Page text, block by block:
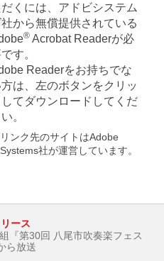
くには、アドビシステム
社から無償提供されている
®Acrobat Readerが必
す。
Readerをお持ちでな
は、左のボタンをクリッ
してダウンロードしてくだ
。
ンク先のサイトはAdobe
Systems社が運営しています。
ース
『第30回 八尾市吹奏楽フェス
ら放送